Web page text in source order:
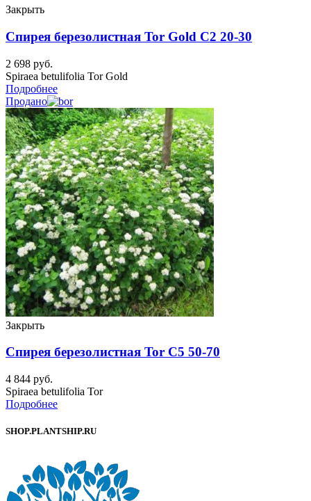
Закрыть
Спирея березолистная Tor Gold C2 20-30
2 698 руб.
Spiraea betulifolia Tor Gold
Подробнее
Продано
Закрыть
Спирея березолистная Tor C5 50-70
4 844 руб.
Spiraea betulifolia Tor
Подробнее
SHOP.PLANTSHIP.RU